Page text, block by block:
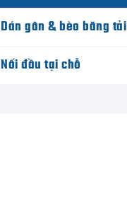
Dán gân & bèo băng tải
Nối đầu tại chỗ